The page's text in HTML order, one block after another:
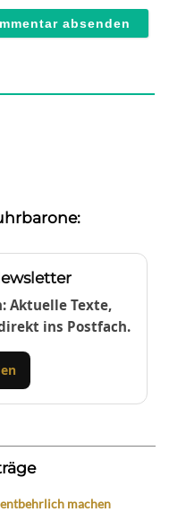
Aktuelle Texte,
ins Postfach.
machen